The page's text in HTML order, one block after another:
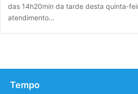
das 14h20min da tarde desta quinta-
atendimento…
Tempo